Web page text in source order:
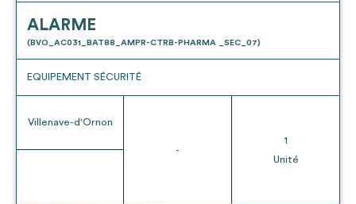
ALARME
(BVO_AC031_BAT88_AMPR-CTRB-PHARMA _SEC_07)
EQUIPEMENT SÉCURITÉ
Villenave-d'Ornon
-
1
Unité